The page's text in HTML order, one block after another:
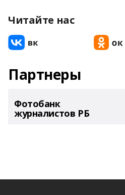
Читайте нас
Партнеры
Фотобанк
журналистов РБ